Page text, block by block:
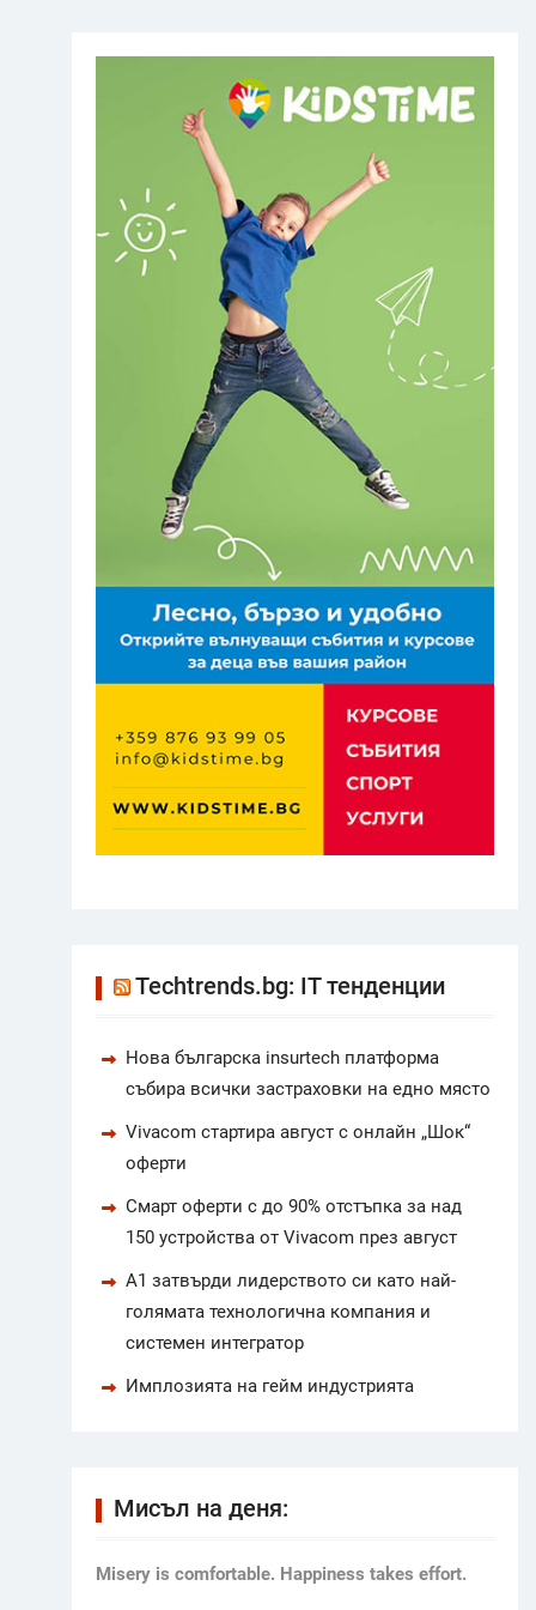
Techtrends.bg: IT тенденции
Нова българска insurtech платформа
събира всички застраховки на едно място
Vivacom стартира август с онлайн „Шок“
оферти
Смарт оферти с до 90% отстъпка за над
150 устройства от Vivacom през август
А1 затвърди лидерството си като най-
голямата технологична компания и
системен интегратор
Имплозията на гейм индустрията
Мисъл на деня:
Мisery is comfortable. Happiness takes effort.